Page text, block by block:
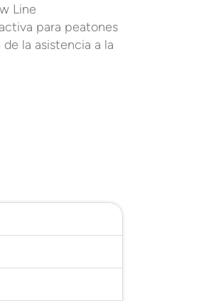
Line
para peatones
la asistencia a la